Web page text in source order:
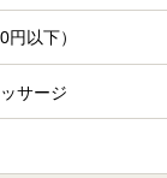
以下）
サージ